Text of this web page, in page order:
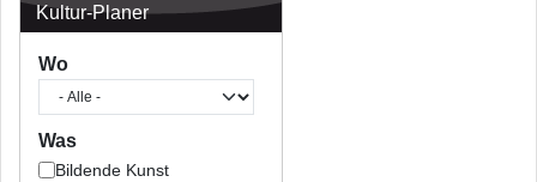
Kultur-Planer
Wo
Was
Bildende Kunst